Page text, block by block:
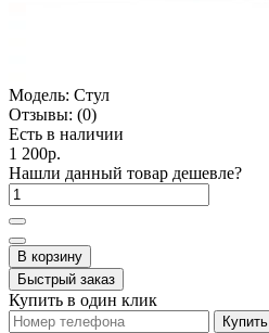
Модель: Стул
Отзывы: (0)
Есть в наличии
1 200р.
Нашли данный товар дешевле?
В корзину
Быстрый заказ
Купить в один клик
Купить